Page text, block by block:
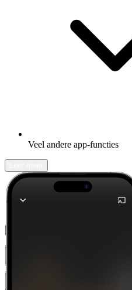
Veel andere app-functies